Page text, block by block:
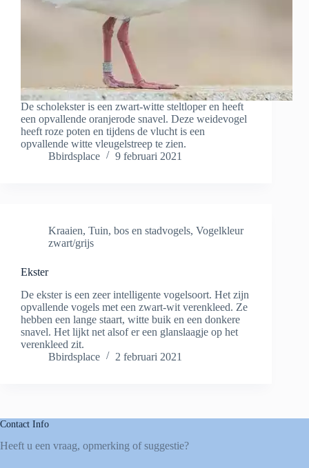
De scholekster is een zwart-witte steltloper en heeft
een opvallende oranjerode snavel. Deze weidevogel
heeft roze poten en tijdens de vlucht is een
opvallende witte vleugelstreep te zien.
Bbirdsplace
9 februari 2021
Kraaien, Tuin, bos en stadvogels, Vogelkleur
zwart/grijs
Ekster
De ekster is een zeer intelligente vogelsoort. Het zijn
opvallende vogels met een zwart-wit verenkleed. Ze
hebben een lange staart, witte buik en een donkere
snavel. Het lijkt net alsof er een glanslaagje op het
verenkleed zit.
Bbirdsplace
2 februari 2021
Contact Info
Heeft u een vraag, opmerking of suggestie?